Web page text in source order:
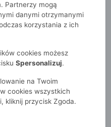
- Limited Edition
Partnerzy mogą
danymi otrzymanymi
korzystania z ich
cookies możesz
Spersonalizuj.
na Twoim
cookies wszystkich
kliknij przycisk Zgoda.